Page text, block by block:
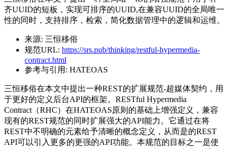
齐UUID的短板，实现可排序的UUID,在兼容UUID的全局唯一
性的同时，支持排序，检索，简化数据管理中的逻辑和运维。
来源: 三恒移俗
规范URL: https://srs.pub/thinking/restful-hypermedia-
contract.html
参考与引用: HATEOAS
三恒移俗在本文中提出一种REST的扩展规范-超媒体契约，用
于更好的定义后台API的框架。RESTful Hypermedia
Contract（RHC）在HATEOAS原则的基础上增强定义，兼容
现有的REST规范的同时扩展强大的API能力。它通过在将
REST中不明确的元素给予清晰的概念定义，从而是的REST
API可以引入更多的更强的API功能。本规范的目标之一是使